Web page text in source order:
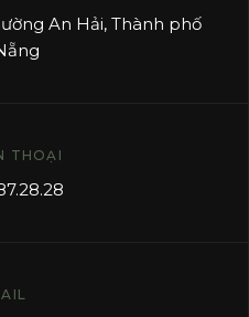
An Hải, Thành phố
THOẠI